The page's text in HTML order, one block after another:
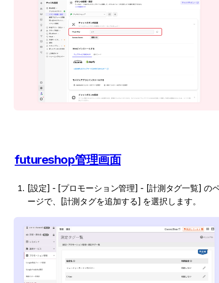
futureshop管理画面
[設定] - [プロモーション管理] - [計測タグ一覧] の
ージで、[計測タグを追加する] を選択します。